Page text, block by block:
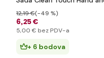
6,25 €
12,19 €(-49 %)
5,00 € bez PDV-a
+ 6 bodova